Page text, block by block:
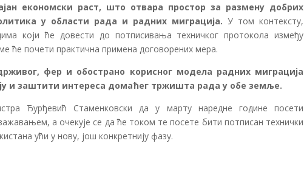
економски раст, што отвара простор за размену добрих
у области рада и радних миграција. У том контексту,
који ће довести до потписивања техничког протокола између
ће почети практична примена договорених мера.
фер и обострано корисног модела радних миграција
и заштити интереса домаћег тржишта рада у обе земље.
Ђурђевић Стаменковски да у марту наредне године посети
а очекује се да ће током те посете бити потписан технички
ући у нову, још конкретнију фазу.